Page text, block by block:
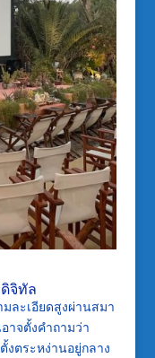
จิทัล
ละเอียดสูงผ่านสมา
าจตั้งคำถามว่า
ตระหง่านอยู่กลาง